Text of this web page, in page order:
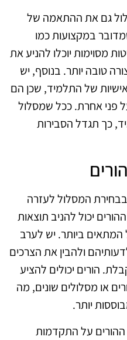
גם את ההתאמה של
במקצועות כמו
מסוימות יוכלו להניע את
טובה יותר. בנוסף, יש
של התלמיד, שכן הם
פני אחרת. ככל שמסלול
כך תגדל הסבירות
המסלול לעזרה
יכול להניב תוצאות
המתאים ביותר. יש לערב
ולהבין את הצרכים
הורים יכולים להציע
או מסלולים שונים, מה
יותר.
על התקדמות